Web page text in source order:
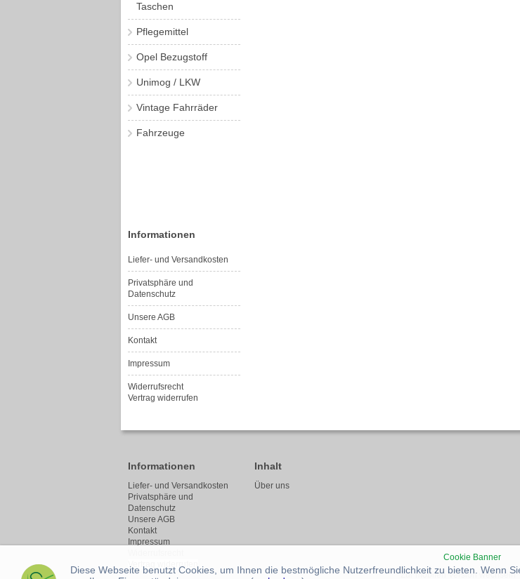
Cookie Banner
Diese Webseite benutzt Cookies, um Ihnen die bestmögliche Nutzerfreundlichkeit zu bieten. Wenn
Taschen
Pflegemittel
Opel Bezugstoff
Unimog / LKW
Vintage Fahrräder
Fahrzeuge
Informationen
Liefer- und Versandkosten
Privatsphäre und
Datenschutz
Unsere AGB
Kontakt
Impressum
Widerrufsrecht
Vertrag widerrufen
Informationen
Liefer- und Versandkosten
Privatsphäre und
Datenschutz
Unsere AGB
Kontakt
Impressum
Vertrag widerrufen
Inhalt
Über uns
Zur mobilen Version wechseln